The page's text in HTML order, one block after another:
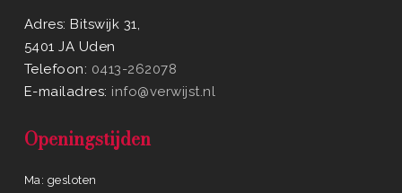
Adres: Bitswijk 31,
5401 JA Uden
Telefoon: 0413-262078
E-mailadres: info@verwijst.nl
Openingstijden
Ma: gesloten